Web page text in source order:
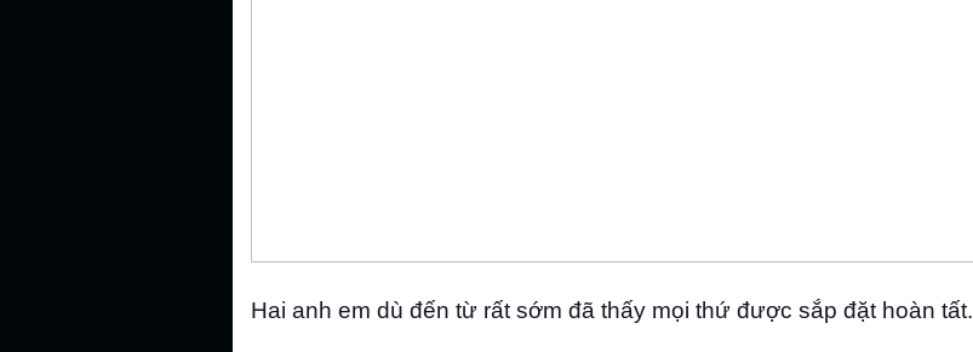
Hai anh em dù đến từ rất sớm đã thấy mọi thứ được sắp đặt hoàn tất.